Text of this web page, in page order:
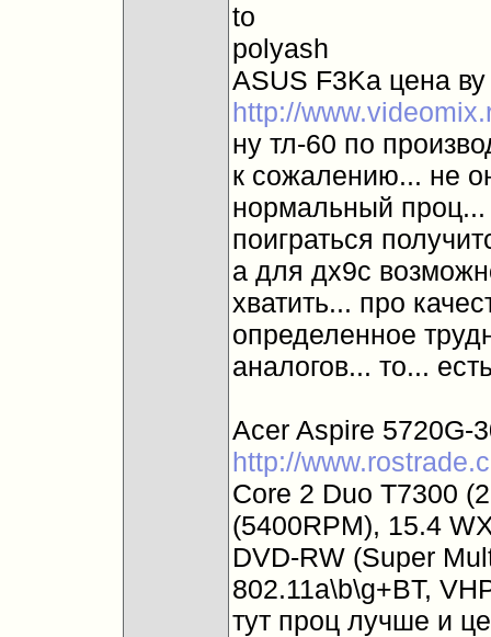
to
polyash
ASUS F3Ka цена
http://
ну тл-60 по
к сожалению... не
нормальный проц...
поиграться
а для дх9с
хватить... про
определенное
аналогов... то...
Acer Aspire 5720G-
http://
Core 2 Duo T7300
(5400RPM), 15.4
DVD-RW (Super
802.11a\b\g+BT,
тут проц лучше и